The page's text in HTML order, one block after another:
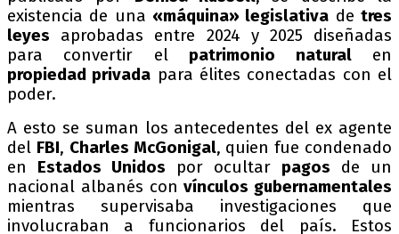
existencia de una «máquina» legislativa detres
leyes aprobadas entre 2024 y 2025 diseñadas
para convertir el patrimonio naturalen
propiedad privada para élites conectadas con el
poder.
A esto se suman los antecedentes del ex agente
del FBI, Charles McGonigal, quien fue condenado
en Estados Unidos por ocultar pagos de un
nacional albanés convínculos gubernamentales
mientras supervisaba investigaciones que
involucraban a funcionarios del país. Estos